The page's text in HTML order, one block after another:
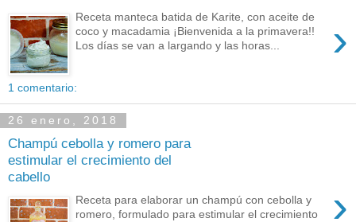
›
Receta manteca batida de Karite, con aceite de
coco y macadamia ¡Bienvenida a la primavera!!
Los días se van a largando y las horas...
1 comentario:
26 enero, 2018
Champú cebolla y romero para
estimular el crecimiento del
cabello
›
Receta para elaborar un champú con cebolla y
romero, formulado para estimular el crecimiento